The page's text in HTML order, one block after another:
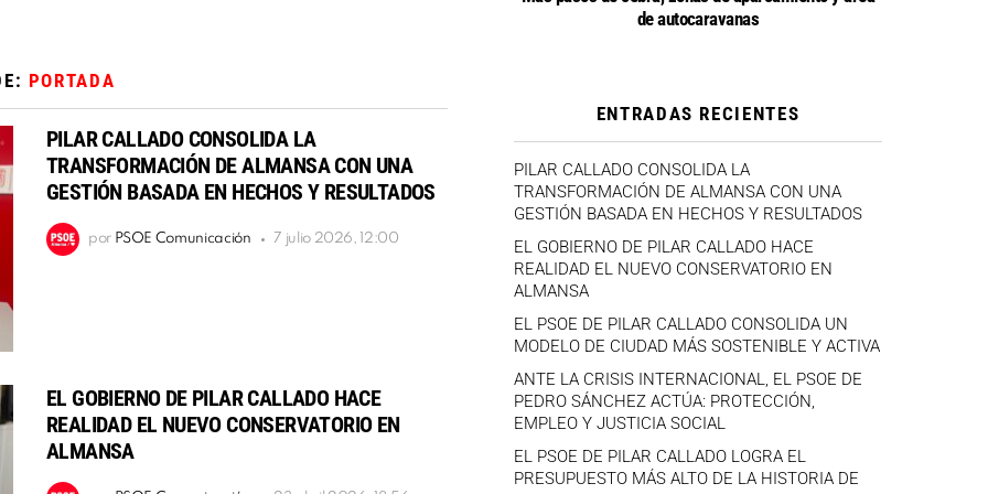
PORTADA
PILAR CALLADO CONSOLIDA LA
TRANSFORMACIÓN DE ALMANSA CON UNA
GESTIÓN BASADA EN HECHOS Y RESULTADOS
por PSOE Comunicación 7 julio 2026, 12:00
EL GOBIERNO DE PILAR CALLADO HACE
REALIDAD EL NUEVO CONSERVATORIO EN
ALMANSA
de autocaravanas
ENTRADAS RECIENTES
PILAR CALLADO CONSOLIDA LA
TRANSFORMACIÓN DE ALMANSA CON UNA
GESTIÓN BASADA EN HECHOS Y RESULTADOS
EL GOBIERNO DE PILAR CALLADO HACE
REALIDAD EL NUEVO CONSERVATORIO EN
ALMANSA
EL PSOE DE PILAR CALLADO CONSOLIDA UN
MODELO DE CIUDAD MÁS SOSTENIBLE Y ACTIVA
ANTE LA CRISIS INTERNACIONAL, EL PSOE DE
PEDRO SÁNCHEZ ACTÚA: PROTECCIÓN,
EMPLEO Y JUSTICIA SOCIAL
EL PSOE DE PILAR CALLADO LOGRA EL
PRESUPUESTO MÁS ALTO DE LA HISTORIA DE